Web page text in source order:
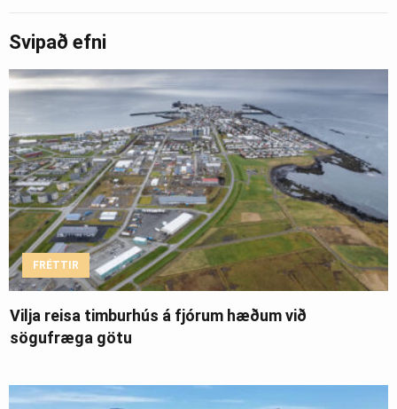
Svipað efni
FRÉTTIR
Vilja reisa timburhús á fjórum hæðum við
sögufræga götu